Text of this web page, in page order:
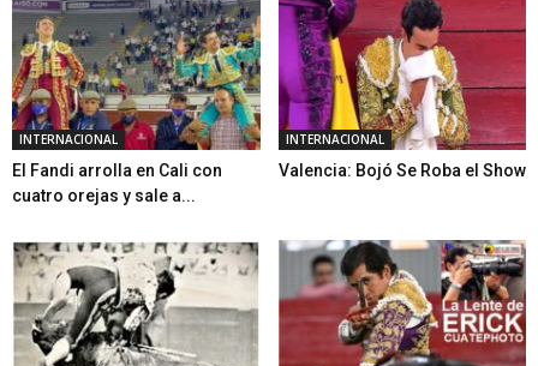
INTERNACIONAL
El Fandi arrolla en Cali con
cuatro orejas y sale a...
INTERNACIONAL
Valencia: Bojó Se Roba el Show